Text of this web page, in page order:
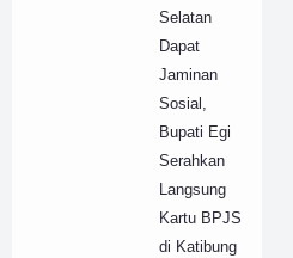
Selatan
Dapat
Jaminan
Sosial,
Bupati Egi
Serahkan
Langsung
Kartu BPJS
di Katibung